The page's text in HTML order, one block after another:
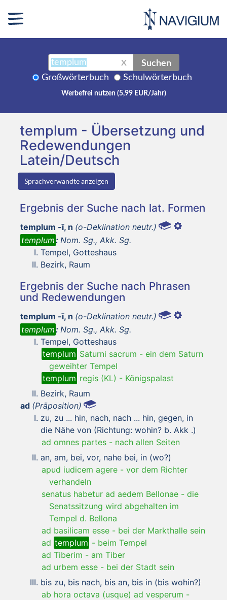
X Suchen
Großwörterbuch Schulwörterbuch
Werbefrei nutzen (5,99 EUR/Jahr)
templum - Übersetzung und
Redewendungen
Latein/Deutsch
Sprachverwandte anzeigen
Ergebnis der Suche nach lat. Formen
templum -ī, n (o-Deklination neutr.)
templum: Nom. Sg., Akk. Sg.
Tempel, Gotteshaus
Bezirk, Raum
Ergebnis der Suche nach Phrasen
und Redewendungen
templum -ī, n (o-Deklination neutr.)
templum: Nom. Sg., Akk. Sg.
Tempel, Gotteshaus
templum Saturni sacrum - ein dem Saturn
geweihter Tempel
templum regis (KL) - Königspalast
Bezirk, Raum
ad (Präposition)
zu, zu ... hin, nach, nach ... hin, gegen, in
die Nähe von (Richtung: wohin? b. Akk .)
ad omnes partes - nach allen Seiten
an, am, bei, vor, nahe bei, in (wo?)
apud iudicem agere - vor dem Richter
verhandeln
senatus habetur ad aedem Bellonae - die
Senatssitzung wird abgehalten im
Tempel d. Bellona
ad basilicam esse - bei der Markthalle sein
ad templum - beim Tempel
ad Tiberim - am Tiber
ad urbem esse - bei der Stadt sein
bis zu, bis nach, bis an, bis in (bis wohin?)
ab hora octava (usque) ad vesperum -